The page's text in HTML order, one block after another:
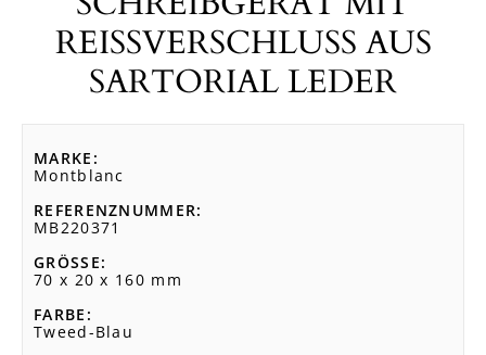
REISSVERSCHLUSS AUS S
ARTORIAL LEDER
MARKE
Montblanc
REFERENZNUMMER
MB220371
GRÖSSE
70 x 20 x 160 mm
FARBE
Tweed-Blau